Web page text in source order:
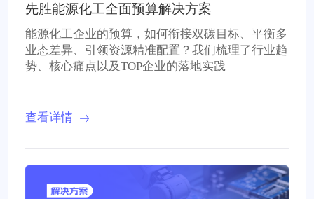
先胜能源化工全面预算解决方案
能源化工企业的预算，如何衔接双碳目标、平衡多
业态差异、引领资源精准配置？我们梳理了行业趋
势、核心痛点以及TOP企业的落地实践
查看详情